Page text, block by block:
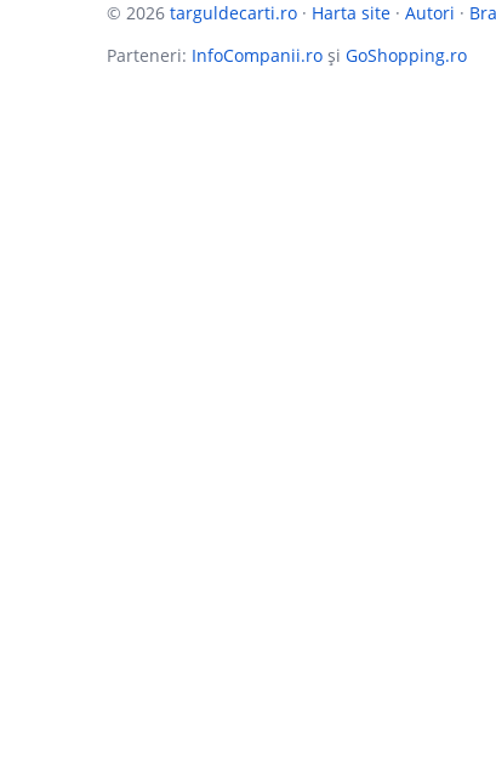
© 2026 targuldecarti.ro · Harta site · Autori ·
Parteneri: InfoCompanii.ro și GoShopping.ro